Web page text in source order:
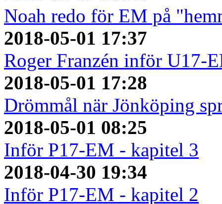
Noah redo för EM på
2018-05-01 17:37
Roger Franzén inför U17-
2018-05-01 17:28
Drömmål när Jönköping
2018-05-01 08:25
Inför P17-EM - kapitel 3
2018-04-30 19:34
Inför P17-EM - kapitel 2